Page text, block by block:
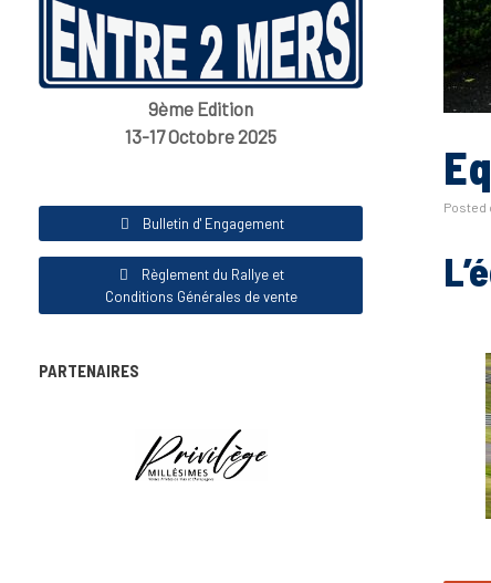
Posted
9ème Edition
13-17 Octobre 2025
Bulletin d' Engagement
Règlement du Rallye et
Conditions Générales de vente
PARTENAIRES